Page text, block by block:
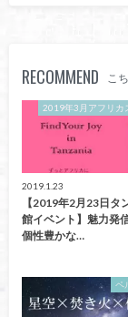
RECOMMEND こ
2019年3月アフリカ
2019.1.23
【2019年2月23日タ
館イベント】魅力発
個性豊かな…
ペ